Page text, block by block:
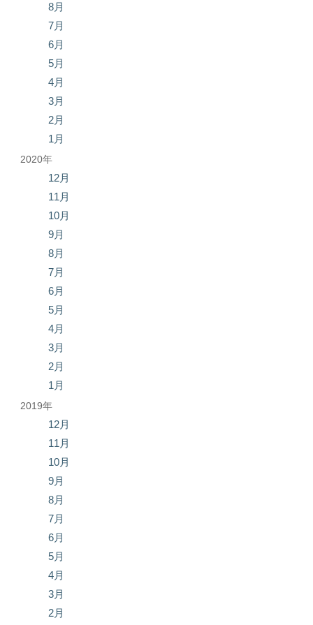
8月
7月
6月
5月
4月
3月
2月
1月
2020年
12月
11月
10月
9月
8月
7月
6月
5月
4月
3月
2月
1月
2019年
12月
11月
10月
9月
8月
7月
6月
5月
4月
3月
2月